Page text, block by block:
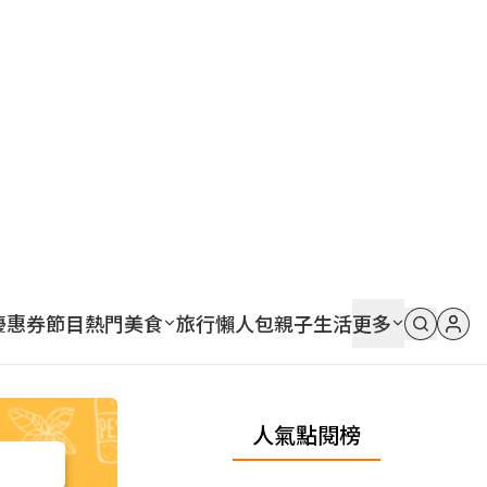
惠券節目熱門美食 旅行懶人包親子生活更多
人氣點閱榜